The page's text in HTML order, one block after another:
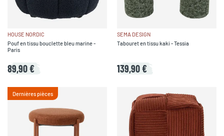
HOUSE NORDIC
Pouf en tissu bouclette bleu marine -
Paris
89,90 €
SEMA DESIGN
Tabouret en tissu kaki - Tessia
139,90 €
Dernières pièces